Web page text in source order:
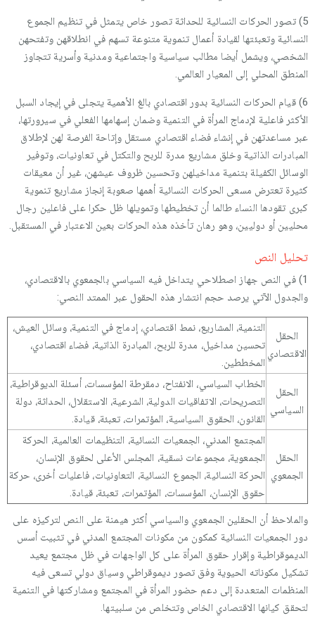
5) تصور الحركات النسائية للحداثة تصور خاص يتمثل في تنظيم الجموع
النسائية وتعبئتها لقيادة أعمال تنموية متنوعة تسهم في انطلاقهن وتفتحهن
الشخصي، ويشمل أيضا مطالب سياسية واجتماعية ومدنية وأسرية تتجاوز
المنطق المحلي إلى المعيار العالمي.
6) قيام الحركات النسائية بدور اقتصادي بالغ الأهمية يتجلى في إيجاد السبل
الأكثر فاعلية لإدماج المرأة في التنمية وضمان إسهامها الفعلي في سيرورتها،
عبر مساعدتهن في إنشاء فضاء اقتصادي مستقل وإتاحة الفرصة لهن لإطلاق
المبادرات الذاتية وخلق مشاريع مدرة للربح والتكتل في تعاونيات، وتوفير
الوسائل الكفيلة بتنمية مداخيلهن وتحسين ظروف عيشهن، غير أن معيقات
كثيرة تعترض مسعى الحركات النسائية أهمها صعوبة إنجاز مشاريع تنموية
كبرى تقودها النساء طالما أن تخطيطها وتمويلها ظل حكرا على فاعلين رجال
محليين أو دوليين، وهو رهان تأخذه هذه الحركات بعين الاعتبار في المستقبل.
تحليل النص
1) في النص جهاز اصطلاحي يتداخل فيه السياسي بالجمعوي بالاقتصادي،
والجدول الآتي يرصد حجم انتشار هذه الحقول عبر الممتد النصي:
الحقل
الاقتصادي
التنمية، المشاريع، نمط اقتصادي، إدماج في التنمية، وسائل العيش،
تحسين مداخيل، مدرة للربح، المبادرة الذاتية، فضاء اقتصادي،
المخططين.
الحقل
السياسي
الخطاب السياسي، الانفتاح، دمقرطة المؤسسات، أسئلة الديوقراطية،
التصريحات، الاتفاقيات الدولية، الشرعية، الاستقلال، الحداثة، دولة
القانون، الحقوق السياسية، المؤتمرات، تعبئة، قيادة.
الحقل
الجمعوي
المجتمع المدني، الجمعيات النسائية، التنظيمات العالمية، الحركة
الجمعوية، مجموعات نسقية، المجلس الأعلى لحقوق الإنسان،
الحركة النسائية، الجموع النسائية، التعاونيات، فاعليات أخرى، حركة
حقوق الإنسان، المؤسسات، المؤتمرات، تعبئة، قيادة.
والملاحظ أن الحقلين الجمعوي والسياسي أكثر هيمنة على النص لتركيزه على
دور الجمعيات النسائية كمكون من مكونات المجتمع المدني في تثبيت أسس
الديموقراطية وإقرار حقوق المرأة على كل الواجهات في ظل مجتمع يعيد
تشكيل مكوناته الحيوية وفق تصور ديموقراطي وسياق دولي تسعى فيه
المنظمات المتعددة إلى دعم حضور المرأة في المجتمع ومشاركتها في التنمية
لتحقق كيانها الاقتصادي الخاص وتتخلص من سلبيتها.